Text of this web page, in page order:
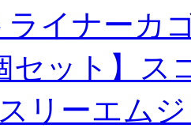
ライナーカ
セット】
リーエム